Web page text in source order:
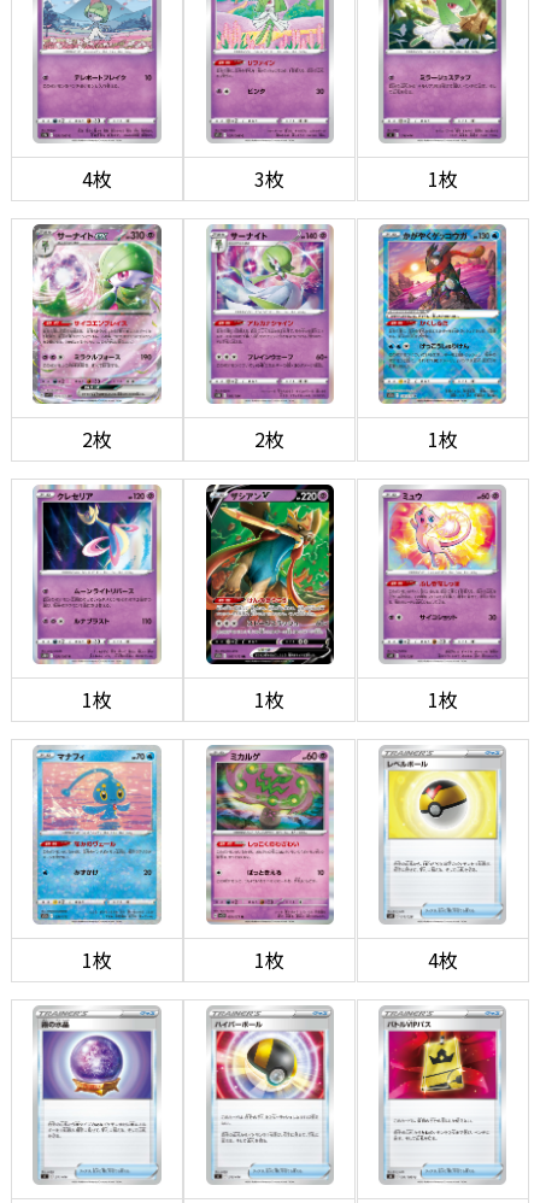
4枚 3枚 1枚
2枚 2枚 1枚
1枚 1枚 1枚
1枚 1枚 4枚